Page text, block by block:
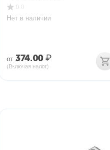
Нет в наличии
от 374.00₽
(Включая налог)